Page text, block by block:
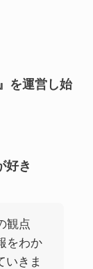
を運営し始
好き
観点
をわか
いきま